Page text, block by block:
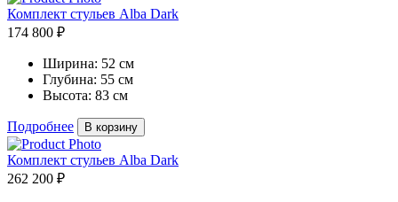
Комплект стульев Alba Dark
174 800 ₽
Ширина: 52 см
Глубина: 55 см
Высота: 83 см
Подробнее В корзину
Комплект стульев Alba Dark
262 200 ₽